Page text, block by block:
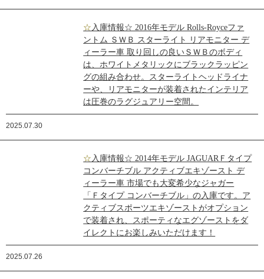
☆入庫情報☆ 2016年モデル Rolls-Royceファ
ントム ＳＷＢ スターライト リアモニター デ
ィーラー車 取り回しの良いＳＷＢのボディ
は、ホワイトメタリックにブラックラッピン
グの組み合わせ。スターライトヘッドライナ
ーや、リアモニターが装着されたインテリア
は圧巻のラグジュアリー空間。
2025.07.30
☆入庫情報☆ 2014年モデル JAGUARＦタイプ
コンバーチブル アクティブエキゾースト デ
ィーラー車 市場でも大変希少なジャガー
「Ｆタイプ コンバーチブル」の入庫です。ア
クティブスポーツエキゾーストがオプション
で装着され、スポーティなエグゾーストをダ
イレクトにお楽しみいただけます！
2025.07.26